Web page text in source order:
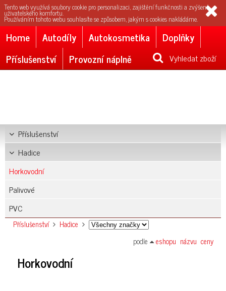
Tento web využívá soubory cookie pro personalizaci, zajištění funkčnosti a zvýšení
uživatelského komfortu.
Používáním tohoto webu souhlasíte se způsobem, jakým s cookies nakládáme.
Home Autodíly Autokosmetika
Doplňky
Příslušenství
Provozní náplně Vyhledat zboží
Příslušenství
Hadice
Horkovodní
Palivové
PVC
Příslušenství Hadice
Horkovodní
podle eshopu názvu ceny